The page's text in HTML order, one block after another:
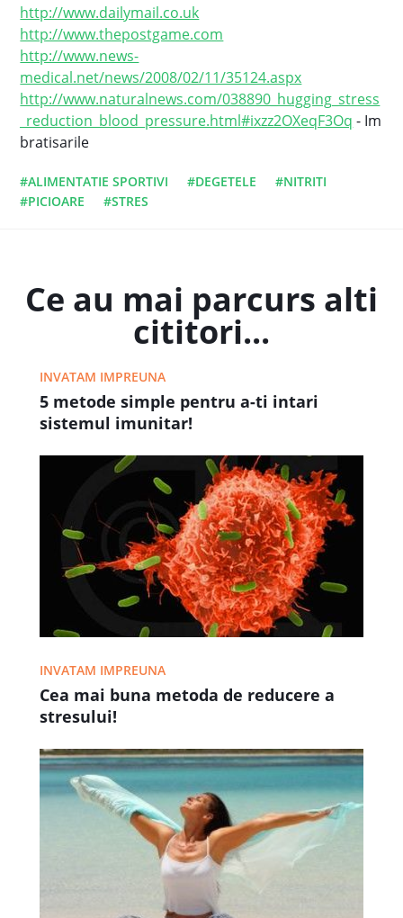
http://www.dailymail.co.uk
http://www.thepostgame.com
http://www.news-
medical.net/news/2008/02/11/35124.aspx
http://www.naturalnews.com/038890_hugging_stress
_reduction_blood_pressure.html#ixzz2OXeqF3Oq - Im
bratisarile
#ALIMENTATIE SPORTIVI #DEGETELE
#NITRITI
#PICIOARE
#STRES
Ce au mai parcurs alti
cititori...
INVATAM IMPREUNA
5 metode simple pentru a-ti intari
sistemul imunitar!
INVATAM IMPREUNA
Cea mai buna metoda de reducere a
stresului!